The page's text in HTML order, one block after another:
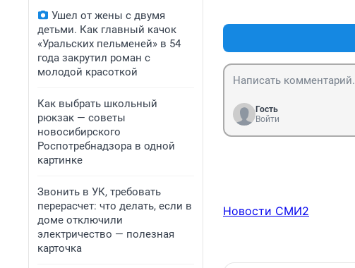
Ушел от жены с двумя
детьми. Как главный качок
«Уральских пельменей» в 54
года закрутил роман с
молодой красоткой
Как выбрать школьный
рюкзак — советы
новосибирского
Роспотребнадзора в одной
картинке
Звонить в УК, требовать
перерасчет: что делать, если в
доме отключили
электричество — полезная
карточка
Гость
Войти
Новости СМИ2